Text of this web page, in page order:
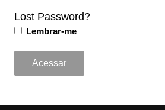
Lost Password?
Lembrar-me